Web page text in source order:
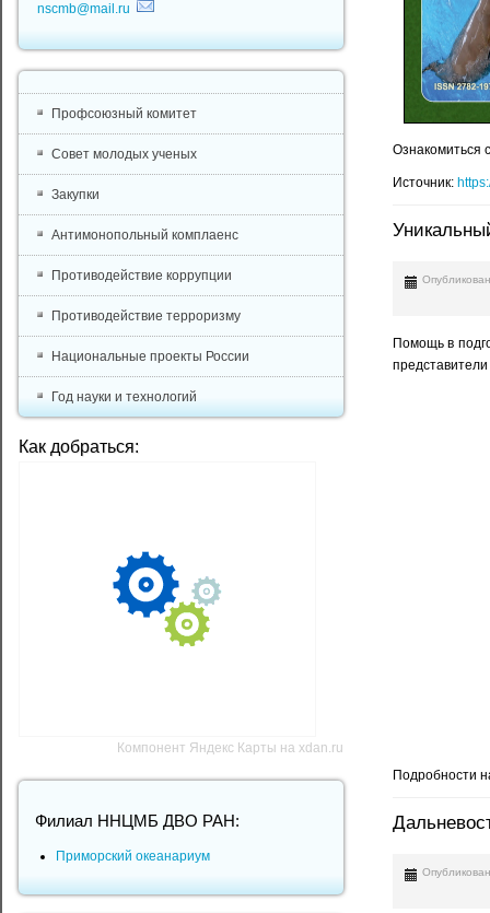
Ознакомиться
Источник:
Помощь в
Подробности
nscmb@mail.ru
Профсоюзный комитет
Совет молодых ученых
Закупки
Антимонопольный комплаенс
Противодействие коррупции
Противодействие терроризму
Национальные проекты России
Год науки и технологий
Как добраться:
Компонент Яндекс Карты на xdan.ru
Филиал ННЦМБ ДВО РАН:
Приморский океанариум